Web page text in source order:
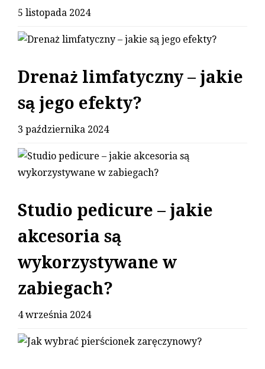
5 listopada 2024
Drenaż limfatyczny – jakie
są jego efekty?
3 października 2024
Studio pedicure – jakie
akcesoria są
wykorzystywane w
zabiegach?
4 września 2024